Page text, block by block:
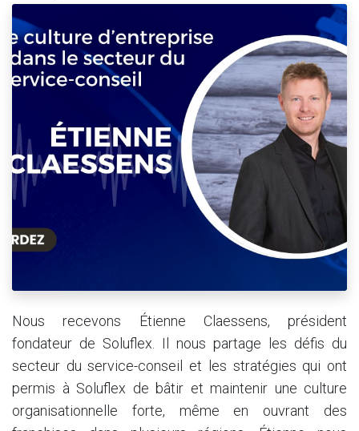
Nous recevons Étienne Claessens, président
fondateur de Soluflex. Il nous partage les défis du
secteur du service-conseil et les stratégies qui ont
permis à Soluflex de bâtir et maintenir une culture
organisationnelle forte, même en ouvrant des